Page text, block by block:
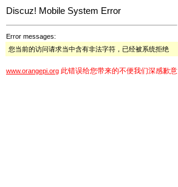
Discuz! Mobile System Error
Error messages:
您当前的访问请求当中含有非法字符，已经被系统拒绝
www.orangepi.org 此错误给您带来的不便我们深感歉意